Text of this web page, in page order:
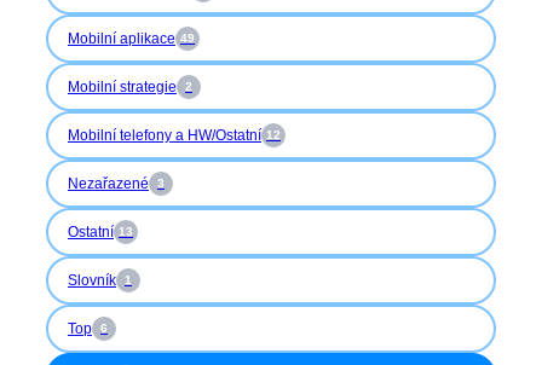
Mobilní aplikace 49
Mobilní strategie 2
Mobilní telefony a HW/Ostatní 12
Nezařazené 3
Ostatní 13
Slovník 1
Top 6